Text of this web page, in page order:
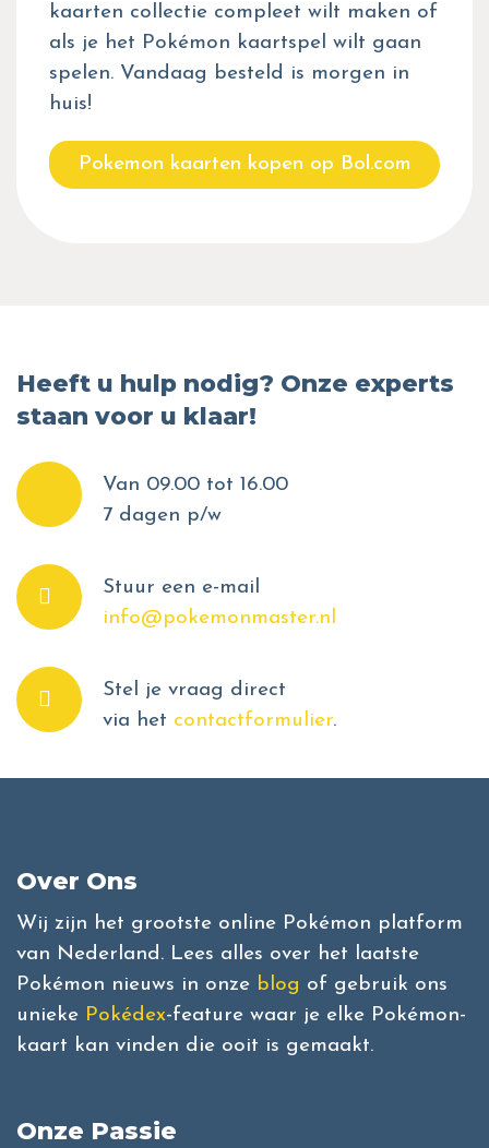
kaarten collectie compleet wilt maken of
als je het Pokémon kaartspel wilt gaan
spelen. Vandaag besteld is morgen in
huis!
Pokemon kaarten kopen op Bol.com
Heeft u hulp nodig? Onze experts
staan voor u klaar!
Van 09.00 tot 16.00
7 dagen p/w
Stuur een e-mail
info@pokemonmaster.nl
Stel je vraag direct
via het contactformulier.
Over Ons
Wij zijn het grootste online Pokémon platform
van Nederland. Lees alles over het laatste
Pokémon nieuws in onze blog of gebruik ons
unieke Pokédex-feature waar je elke Pokémon-
kaart kan vinden die ooit is gemaakt.
Onze Passie